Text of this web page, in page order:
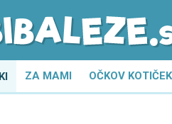
ZA MAMI OČKOV KOTIČEK